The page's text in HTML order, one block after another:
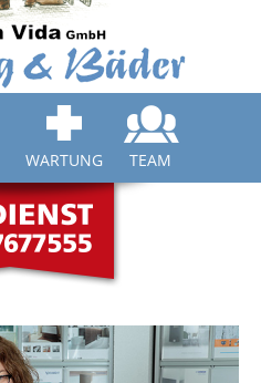
Navigation
überspringen
WARTUNG TEAM